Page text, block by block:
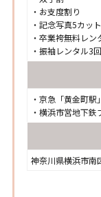
・お支度割り
・記念写真5カッ
・卒業袴無料レン
・振袖レンタル3
・京急「黄金町
・横浜市営地下
神奈川県横浜市南